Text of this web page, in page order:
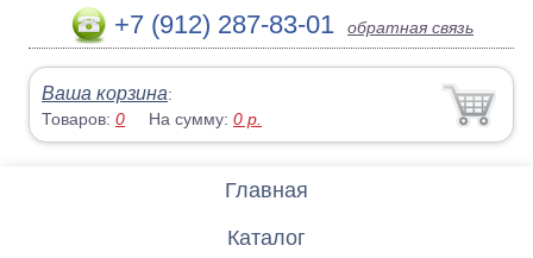
+7 (912) 287-83-01 обратная связь
Ваша корзина:
Товаров:0 На сумму:0 р.
Главная
Каталог